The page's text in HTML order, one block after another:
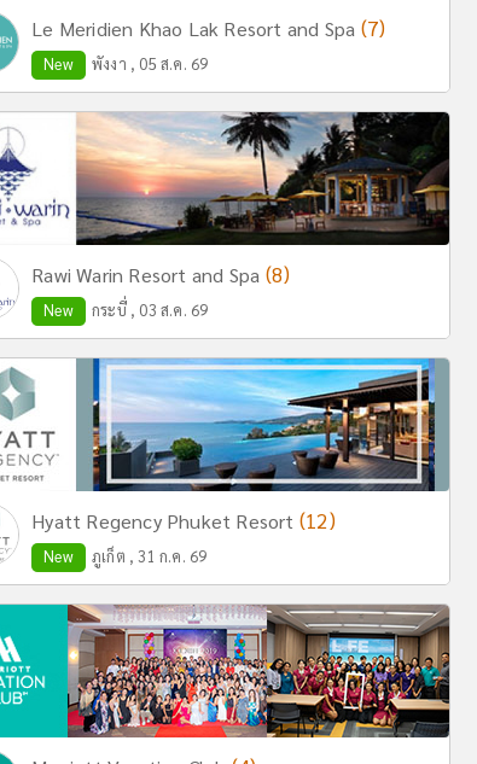
Le Meridien Khao Lak Resort and Spa (7)
New พังงา , 05 ส.ค. 69
Rawi Warin Resort and Spa (8)
New กระบี่ , 03 ส.ค. 69
Hyatt Regency Phuket Resort (12)
New ภูเก็ต , 31 ก.ค. 69